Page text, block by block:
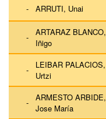
- ARRUTI, Unai
-
ARTARAZ BLANCO,
Iñigo
-
LEIBAR PALACIOS,
Urtzi
-
ARMESTO ARBIDE,
Jose María